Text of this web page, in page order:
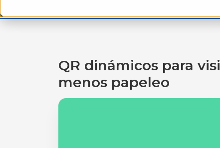
QR dinámicos para
menos papeleo